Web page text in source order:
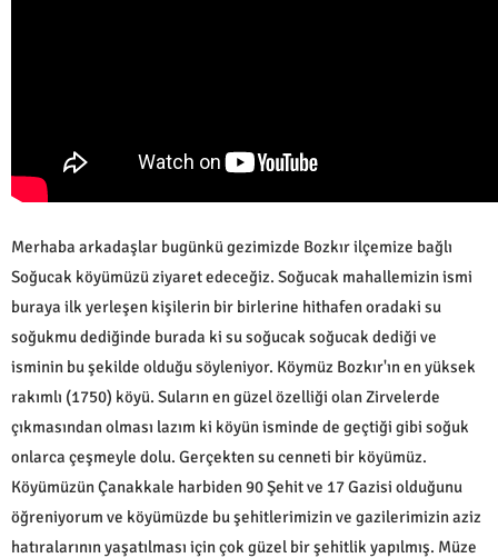
Merhaba arkadaşlar bugünkü gezimizde Bozkır ilçemize bağlı
Soğucak köyümüzü ziyaret edeceğiz. Soğucak mahallemizin ismi
buraya ilk yerleşen kişilerin bir birlerine hithafen oradaki su
soğukmu dediğinde burada ki su soğucak soğucak dediği ve
isminin bu şekilde olduğu söyleniyor. Köymüz Bozkır'ın en yüksek
rakımlı (1750) köyü. Suların en güzel özelliği olan Zirvelerde
çıkmasından olması lazım ki köyün isminde de geçtiği gibi soğuk
onlarca çeşmeyle dolu. Gerçekten su cenneti bir köyümüz.
Köyümüzün Çanakkale harbiden 90 Şehit ve 17 Gazisi olduğunu
öğreniyorum ve köyümüzde bu şehitlerimizin ve gazilerimizin aziz
hatıralarının yaşatılması için çok güzel bir şehitlik yapılmış. Müze